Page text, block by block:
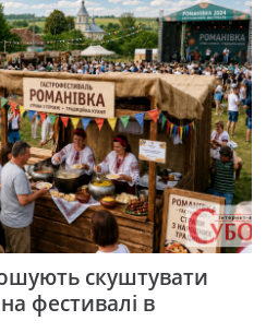
скуштувати
фестивалі в